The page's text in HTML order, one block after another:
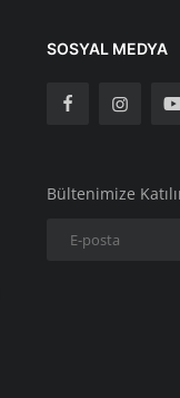
SOSYAL MEDYA
Bültenimize